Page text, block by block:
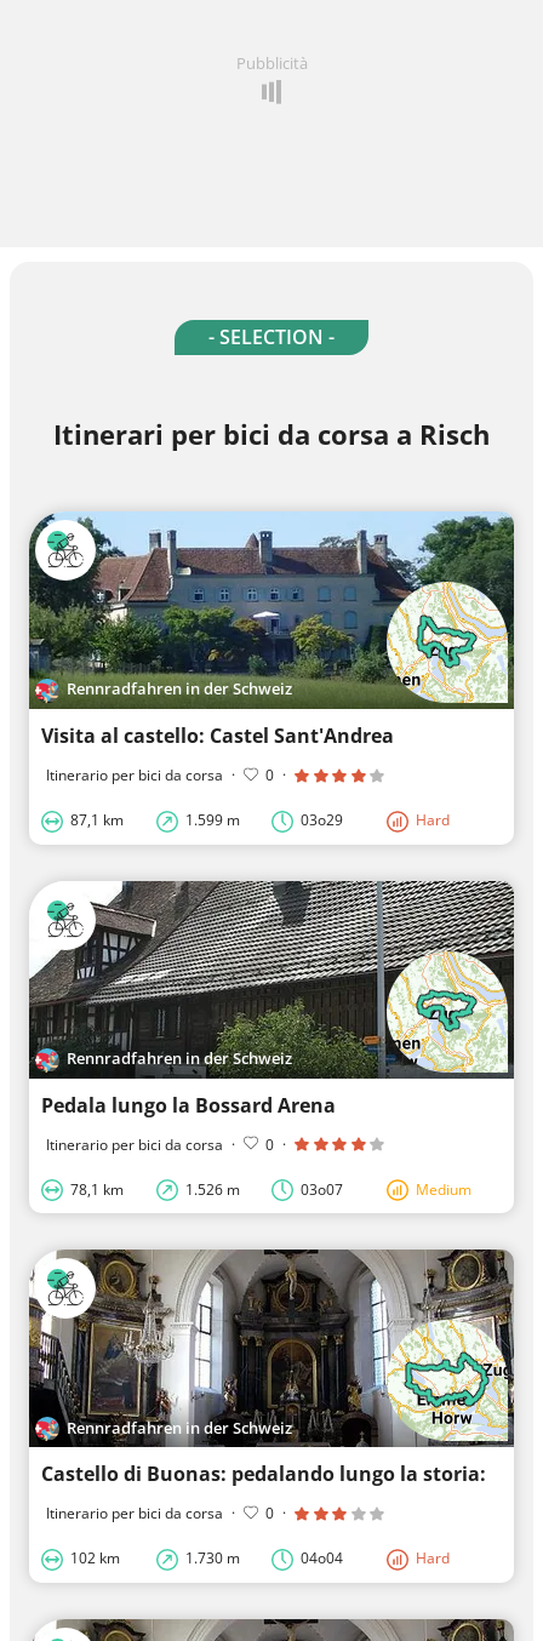
Pubblicità
- SELECTION -
Itinerari per bici da corsa a Risch
Rennradfahren in der Schweiz
Visita al castello: Castel Sant'Andrea
Itinerario per bici da corsa · 0 ·
87,1 km 1.599 m 03o29 Hard
Rennradfahren in der Schweiz
Pedala lungo la Bossard Arena
Itinerario per bici da corsa · 0 ·
78,1 km 1.526 m 03o07 Medium
Rennradfahren in der Schweiz
Castello di Buonas: pedalando lungo la storia:
Itinerario per bici da corsa · 0 ·
102 km 1.730 m 04o04 Hard